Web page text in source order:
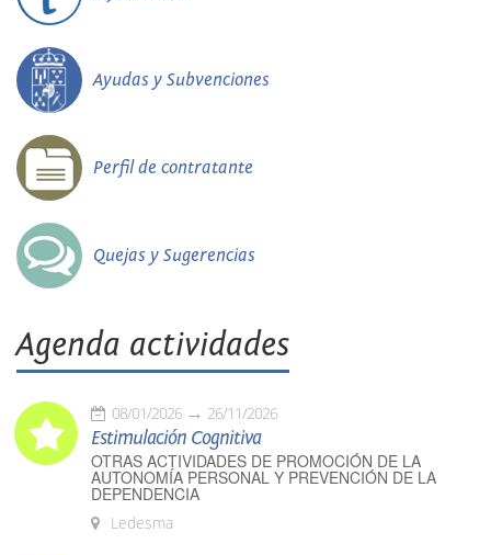
Ayudas y Subvenciones
Perfil de contratante
Quejas y Sugerencias
Agenda actividades
08/01/2026 26/11/2026
Estimulación Cognitiva
OTRAS ACTIVIDADES DE PROMOCIÓN DE LA
AUTONOMÍA PERSONAL Y PREVENCIÓN DE LA
DEPENDENCIA
Ledesma